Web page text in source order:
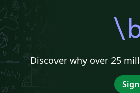
Discover why over 25